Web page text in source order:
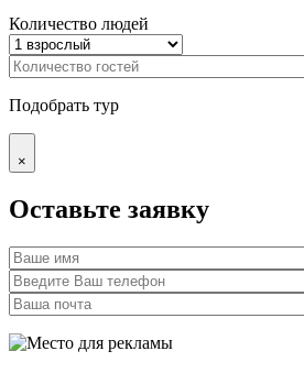
Количество людей
Подобрать тур
×
Оставьте заявку